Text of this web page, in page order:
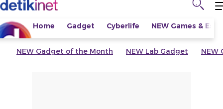
Home Gadget Cyberlife NEW Games &
NEW Gadget of the Month NEW Lab Gadget NEW